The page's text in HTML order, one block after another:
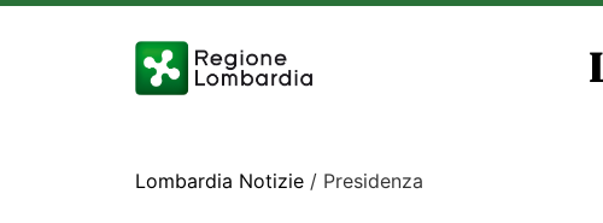
Lombardia Notizie / Presidenza